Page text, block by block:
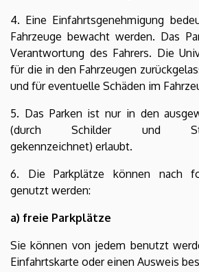
4. Eine Einfahrtsgenehmigung
Fahrzeuge bewacht werden. Das
Verantwortung des Fahrers. Die
für die in den Fahrzeugen
und für eventuelle Schäden im
5. Das Parken ist nur in den
(durch Schilder und
gekennzeichnet) erlaubt.
6. Die Parkplätze können nach
genutzt werden:
a) freie Parkplätze
Sie können von jedem benutzt
Einfahrtskarte oder einen Ausweis